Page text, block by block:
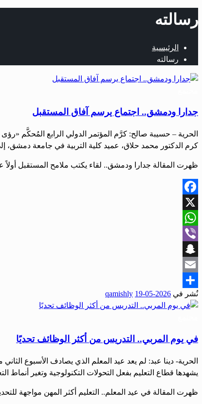
رسالته
الرئيسية
رسالته
جدارا ودمشق.. اجتماع يرسم آفاق المستقبل
الحرية – حسيبة صالح: كرَّم المؤتمر الدولي الرابع المُحكَّم
كرم الدكتور محمد حلاق، عميد كلية التربية في جامعة دمشق،
ظهرت المقالة جدارا ودمشق.. لقاء يكتب ملامح المستقبل أولاً
Facebook
X
WhatsApp
Viber
Snapchat
Email
Share
نُشر في 2026-05-19
qamishly
في يوم المربي.. التدريس من أكثر الوظائف تحديًا
الحرية- دينا عبد: لم يعد عيد المعلم الذي يصادف الأسبوع
يشهدها قطاع التعليم بفعل التحولات التكنولوجية وتغير أنماط
ظهرت المقالة في عيد المعلم.. التعليم أكثر المهن مواجهة